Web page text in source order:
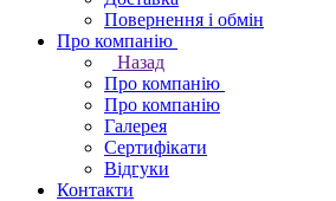
Повернення і обмін
Про компанію
Назад
Про компанію
Про компанію
Галерея
Сертифікати
Відгуки
Контакти